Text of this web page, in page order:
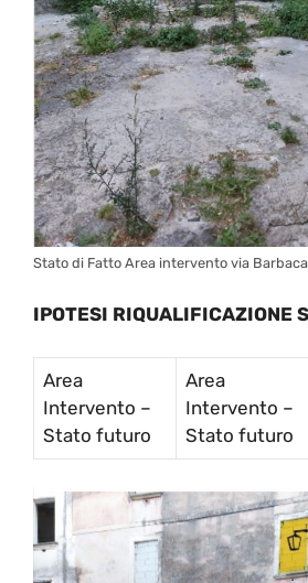
Stato di Fatto Area intervento via
IPOTESI RIQUALIFICAZIONE
Area
Intervento –
Stato futuro
Area
Intervento –
Stato futuro